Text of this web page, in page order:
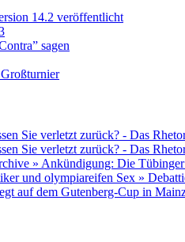
14.2 veröffentlicht
sagen
Sie verletzt zurück? - Das
Sie verletzt zurück? - Das
» Ankündigung: Die Tübinger
und olympiareifen Sex »
auf dem Gutenberg-Cup in